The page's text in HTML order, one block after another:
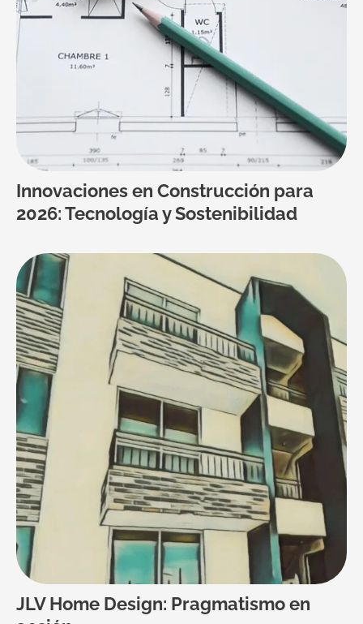
Innovaciones en Construcción para
2026: Tecnología y Sostenibilidad
JLV Home Design: Pragmatismo en